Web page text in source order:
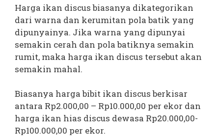
Harga ikan discus biasanya dikategorikan
dari warna dan kerumitan pola batik yang
dipunyainya. Jika warna yang dipunyai
semakin cerah dan pola batiknya semakin
rumit, maka harga ikan discus tersebut akan
semakin mahal.
Biasanya harga bibit ikan discus berkisar
antara Rp2.000,00 – Rp10.000,00 per ekor dan
harga ikan hias discus dewasa Rp20.000,00-
Rp100.000,00 per ekor.